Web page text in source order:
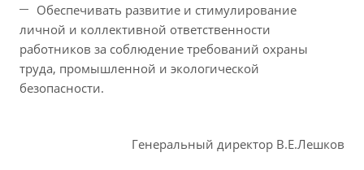
Обеспечивать развитие и стимулирование
личной и коллективной ответственности
работников за соблюдение требований охраны
труда, промышленной и экологической
безопасности.
Генеральный директор В.Е.Лешков